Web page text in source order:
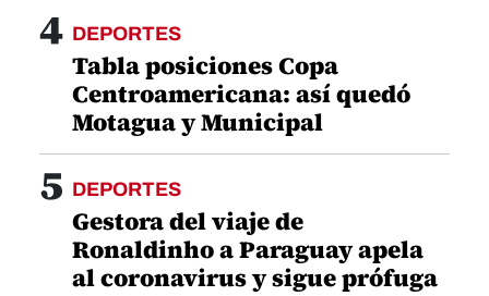
4 DEPORTES
Tabla posiciones Copa
Centroamericana: así quedó
Motagua y Municipal
5 DEPORTES
Gestora del viaje de
Ronaldinho a Paraguay apela
al coronavirus y sigue prófuga